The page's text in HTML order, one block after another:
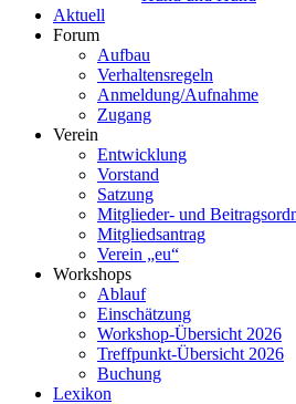
Aktuell
Forum
Aufbau
Verhaltensregeln
Anmeldung/Aufnahme
Zugang
Verein
Entwicklung
Vorstand
Satzung
Mitglieder- und
Mitgliedsantrag
Verein „eu“
Workshops
Ablauf
Einschätzung
Workshop-Übersicht 2026
Treffpunkt-Übersicht 2026
Buchung
Lexikon